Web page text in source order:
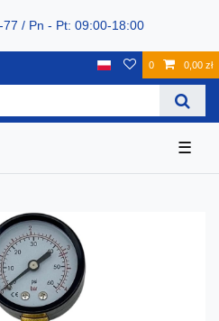
/ Pn - Pt: 09:00-18:00
0 0,00 zł
☰